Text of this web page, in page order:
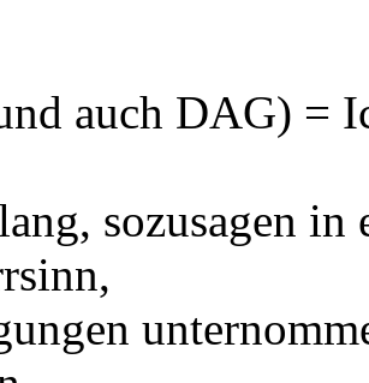
auch DAG) =
sozusagen